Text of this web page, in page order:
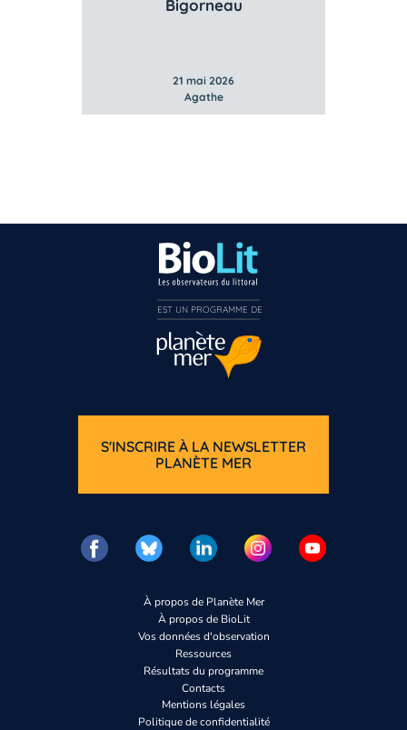
Gibbule ombiliquée
21 mai 2026
Agathe
À propos de Planète Mer
À propos de BioLit
Vos données d'observation
Ressources
Résultats du programme
Contacts
Mentions légales
Politique de confidentialité
S'INSCRIRE À LA NEWSLETTER
PLANÈTE MER